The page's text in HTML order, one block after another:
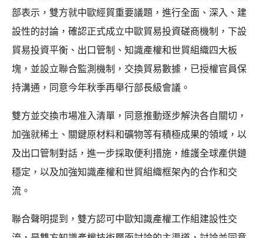
部表示，雙方就中歐經貿重要議題，進行全面、深入、建
設性的討論，確認正式成立中歐貿易投資磋商機制，下設
貿易投資平衡、出口管制、知識產權和世貿組織四大板
塊，並設立聯合監測機制，交換貿易數據，已授權官員保
持溝通，同意今年秋季再舉行部長級會議。
雙方並交換市場准入清單，同意推動逐步解決各自關切，
加強就稀土、關鍵原材料和礦物等有積極成果的領域，以
及出口管制對話，進一步採取便利措施，維護全球產供鏈
穩定，以及加強知識產權和世貿組織框架內的合作和交
流。
聯合聲明提到，雙方認可中歐知識產權工作組建設性交